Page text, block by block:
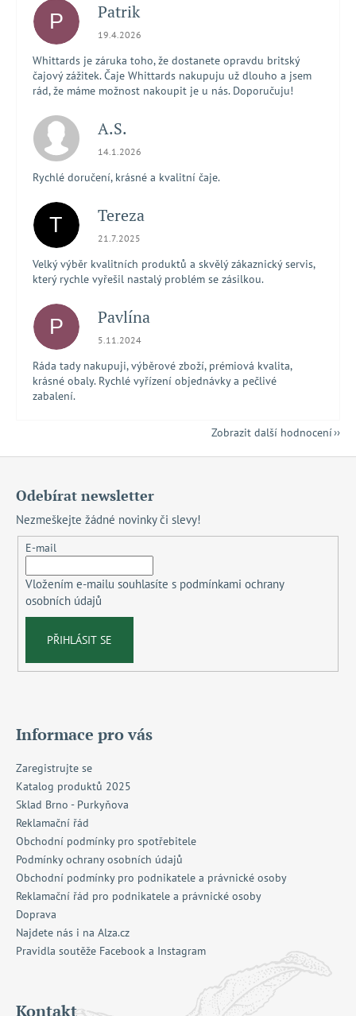
P Patrik
Hodnocení obchodu je 5 z 5 hvězdiček.
19.4.2026
Whittards je záruka toho, že dostanete opravdu britský
čajový zážitek. Čaje Whittards nakupuju už dlouho a jsem
rád, že máme možnost nakoupit je u nás. Doporučuju!
A.S.
Hodnocení obchodu je 5 z 5 hvězdiček.
14.1.2026
Rychlé doručení, krásné a kvalitní čaje.
T Tereza
Hodnocení obchodu je 5 z 5 hvězdiček.
21.7.2025
Velký výběr kvalitních produktů a skvělý zákaznický servis,
který rychle vyřešil nastalý problém se zásilkou.
P Pavlína
Hodnocení obchodu je 5 z 5 hvězdiček.
5.11.2024
Ráda tady nakupuji, výběrové zboží, prémiová kvalita,
krásné obaly. Rychlé vyřízení objednávky a pečlivé
zabalení.
Zobrazit další hodnocení
Odebírat newsletter
Nezmeškejte žádné novinky či slevy!
E-mail
Vložením e-mailu souhlasíte s podmínkami ochrany
osobních údajů
PŘIHLÁSIT SE
Informace pro vás
Zaregistrujte se
Katalog produktů 2025
Sklad Brno - Purkyňova
Reklamační řád
Obchodní podmínky pro spotřebitele
Podmínky ochrany osobních údajů
Obchodní podmínky pro podnikatele a právnické osoby
Reklamační řád pro podnikatele a právnické osoby
Doprava
Najdete nás i na Alza.cz
Pravidla soutěže Facebook a Instagram
Kontakt